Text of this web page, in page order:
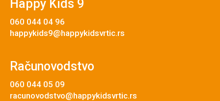
Happy Kids 9
060 044 04 96
happykids9@happykidsvrtic.rs
Računovodstvo
060 044 05 09
racunovodstvo@happykidsvrtic.rs